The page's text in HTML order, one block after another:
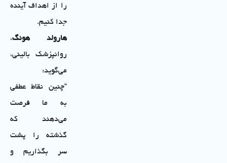
را از اهداف آینده
جدا کنیم.
هارولد هونگ،
روانپزشک بالینی،
می‌گوید:
“چنین نقاط عطفی
به ما فرصت
می‌دهند که
گذشته را پشت
سر بگذاریم و